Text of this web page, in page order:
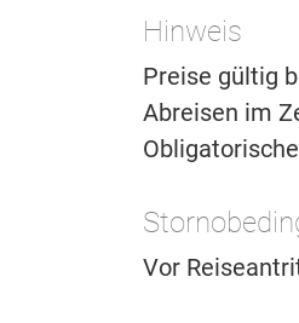
Hinweis
Preise gültig
Abreisen im
Vor